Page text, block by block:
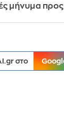
μήνυμα
στο